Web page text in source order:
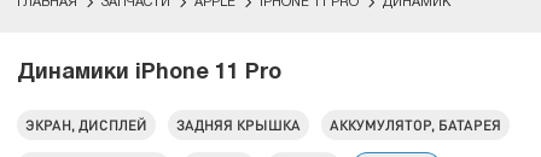
ГЛАВНАЯ ЗАПЧАСТИ APPLE IPHONE 11 PRO ДИНАМИК
Динамики iPhone 11 Pro
ЭКРАН, ДИСПЛЕЙ ЗАДНЯЯ КРЫШКА АККУМУЛЯТОР, БАТАРЕЯ